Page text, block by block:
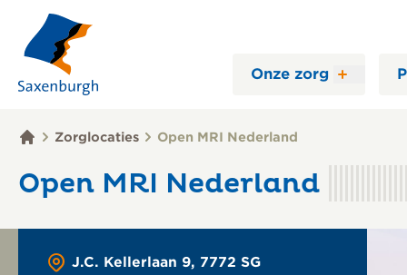
Onze zorg
Zorglocaties Open MRI Nederland
Open MRI Nederland
J.C. Kellerlaan 9, 7772 SG